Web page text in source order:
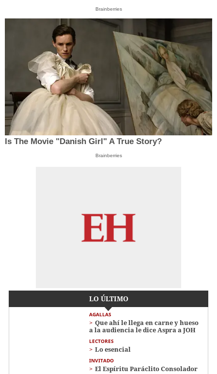
Brainberries
Is The Movie "Danish Girl" A True Story?
Brainberries
LO ÚLTIMO
AGALLAS
Que ahí le llega en carne y hueso
a la audiencia le dice Aspra a JOH
LECTORES
Lo esencial
INVITADO
El Espíritu Paráclito Consolador